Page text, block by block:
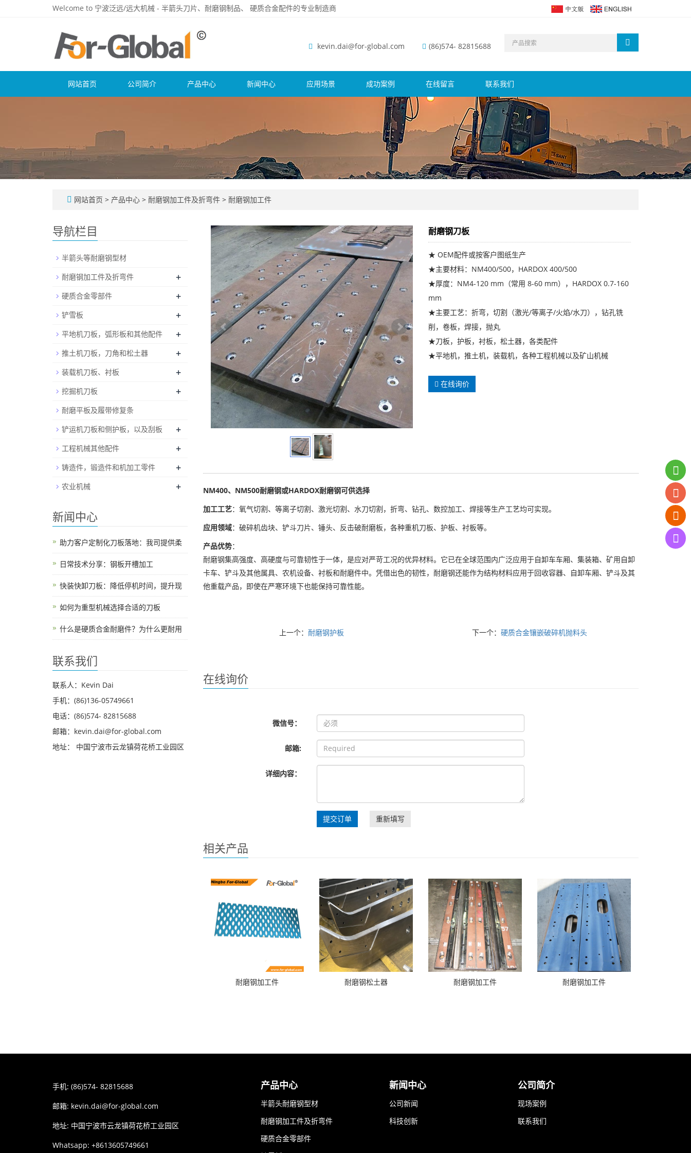
Welcome to 宁波泛远/远大机械 - 半箭头刀片、耐磨钢制品、 硬质合金配件的专业制造商
kevin.dai@for-global.com (86)574- 82815688
网站首页 公司简介 产品中心 新闻中心 应用场景 成功案例 在线留言 联系我们
网站首页 > 产品中心 > 耐磨钢加工件及折弯件 > 耐磨钢加工件
耐磨钢刀板
★ OEM配件或按客户图纸生产
★主要材料：NM400/500，HARDOX 400/500
★厚度：NM4-120 mm（常用 8-60 mm），HARDOX 0.7-160
mm
★主要工艺：折弯，切割（激光/等离子/火焰/水刀），钻孔铣
削，卷板，焊接，抛丸
★刀板，护板，衬板，松土器，各类配件
★平地机，推土机，装载机，各种工程机械以及矿山机械
在线询价
NM400、NM500耐磨钢或HARDOX耐磨钢可供选择
加工工艺：氧气切割、等离子切割、激光切割、水刀切割，折弯、钻孔、数控加工、焊接等生产工艺均可实现。
应用领域：破碎机齿块、铲斗刀片、锤头、反击破耐磨板，各种重机刀板、护板、衬板等。
产品优势：
耐磨钢集高强度、高硬度与可靠韧性于一体，是应对严苛工况的优异材料。它已在全球范围内广泛应用于自卸车车厢、集装箱、矿用自卸
卡车、铲斗及其他属具、农机设备、衬板和耐磨件中。凭借出色的韧性，耐磨钢还能作为结构材料应用于回收容器、自卸车厢、铲斗及其
他重载产品，即使在严寒环境下也能保持可靠性能。
上一个：耐磨钢护板 下一个：硬质合金镶嵌破碎机抛料头
在线询价
微信号：
邮箱:
详细内容：
提交订单 重新填写
相关产品
耐磨钢加工件 耐磨钢松土器 耐磨钢加工件 耐磨钢加工件
导航栏目
半箭头等耐磨钢型材
耐磨钢加工件及折弯件
+
硬质合金零部件 +
铲雪板 +
平地机刀板，弧形板和其他配件 +
推土机刀板，刀角和松土器 +
装载机刀板、衬板 +
挖掘机刀板 +
耐磨平板及履带修复条
铲运机刀板和侧护板，以及刮板
+
工程机械其他配件 +
铸造件，锻造件和机加工零件 +
农业机械 +
新闻中心
助力客户定制化刀板落地：我司提供柔
日常技术分享：钢板开槽加工
快装快卸刀板：降低停机时间，提升现
如何为重型机械选择合适的刀板
什么是硬质合金耐磨件？为什么更耐用
联系我们
联系人：Kevin Dai
手机：(86)136-05749661
电话：(86)574- 82815688
邮箱：kevin.dai@for-global.com
地址： 中国宁波市云龙镇荷花桥工业园区
手机: (86)574- 82815688
邮箱: kevin.dai@for-global.com
地址: 中国宁波市云龙镇荷花桥工业园区
Whatsapp: +8613605749661
产品中心
半箭头耐磨钢型材
耐磨钢加工件及折弯件
硬质合金零部件
新闻中心
公司新闻
科技创新
公司简介
现场案例
联系我们